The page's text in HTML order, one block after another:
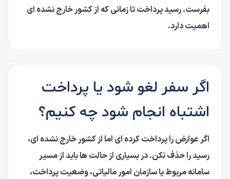
بفرست. رسید پرداخت تا زمانی که از کشور خارج نشده ای
اهمیت دارد.
اگر سفر لغو شود یا پرداخت
اشتباه انجام شود چه کنیم؟
اگر عوارض را پرداخت کرده ای اما از کشور خارج نشده ای،
رسید را حذف نکن. در بسیاری از حالت ها باید از مسیر
سامانه مربوط یا سازمان امور مالیاتی، وضعیت پرداخت،